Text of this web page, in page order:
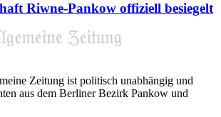
Riwne-Pankow offiziell besiegelt
Zeitung ist politisch unabhängig und
aus dem Berliner Bezirk Pankow und